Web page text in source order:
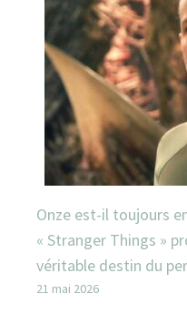
Onze est-il toujours
« Stranger Things »
véritable destin du
21 mai 2026